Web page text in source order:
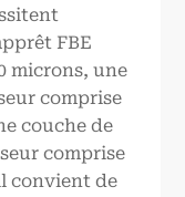
FBE
microns, une
comprise
couche de
comprise
convient de